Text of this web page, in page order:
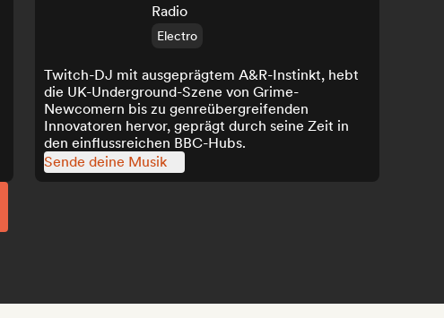
Radio
Electro
Twitch-DJ mit ausgeprägtem A&R-Instinkt, hebt
die UK-Underground-Szene von Grime-
Newcomern bis zu genreübergreifenden
Innovatoren hervor, geprägt durch seine Zeit in
den einflussreichen BBC-Hubs.
Sende deine Musik